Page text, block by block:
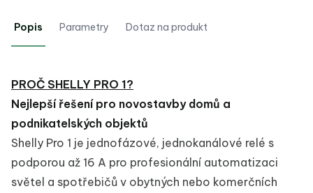
Popis Parametry Dotaz na produkt
PROČ SHELLY PRO 1?
Nejlepší řešení pro novostavby domů a
podnikatelských objektů
Shelly Pro 1 je jednofázové, jednokanálové relé s
podporou až 16 A pro profesionální automatizaci
světel a spotřebičů v obytných nebo komerčních